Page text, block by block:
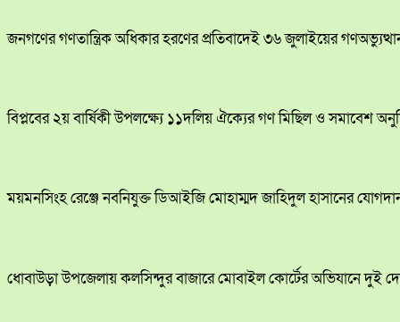
জনগণের গণতান্ত্রিক অধিকার হরণের প্রতিবাদেই ৩৬ জুলাইয়ের
বিপ্লবের ২য় বার্ষিকী উপলক্ষ্যে ১১দলিয় ঐক্যের গণ মিছিল ও সমাবেশ
ময়মনসিংহ রেঞ্জে নবনিযুক্ত ডিআইজি মোহাম্মদ জাহিদুল হাসানের
ধোবাউড়া উপজেলায় কলসিন্দুর বাজারে মোবাইল কোর্টের অভিযানে দুই